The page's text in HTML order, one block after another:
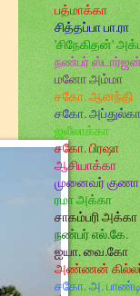
பத்மாக்கா
சித்தப்பா பா.ரா
'சிநேகிதன்'
நண்பர் ஸ்டார்ஜன்
மனோ அம்மா
சகோ. ஆனந்தி
சகோ.
ஜலீலாக்கா
சகோ. பிரஷா
ஆசியாக்கா
முனைவர் குணா
ரமா அக்கா
சாகம்பரி அக்கா
நண்பர் எல்.கே.
ஐயா. வை.கோ
அண்ணன்
சகோ. அ.